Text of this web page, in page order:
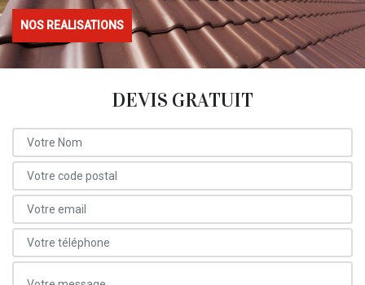
NOS REALISATIONS
DEVIS GRATUIT